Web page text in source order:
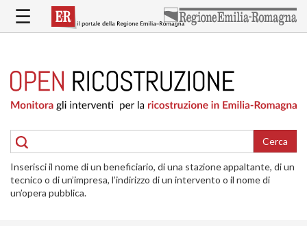
contenuto
RICOSTRUZIONE
PUBBLICA
DELLE
ABITAZIONI
RICOSTRUZIONE
ATTIVITÀ
☰
Cerca
Inserisci il nome di un beneficiario, di una stazione appaltante, di un
tecnico o di un’impresa, l’indirizzo di un intervento o il nome di
un’opera pubblica.